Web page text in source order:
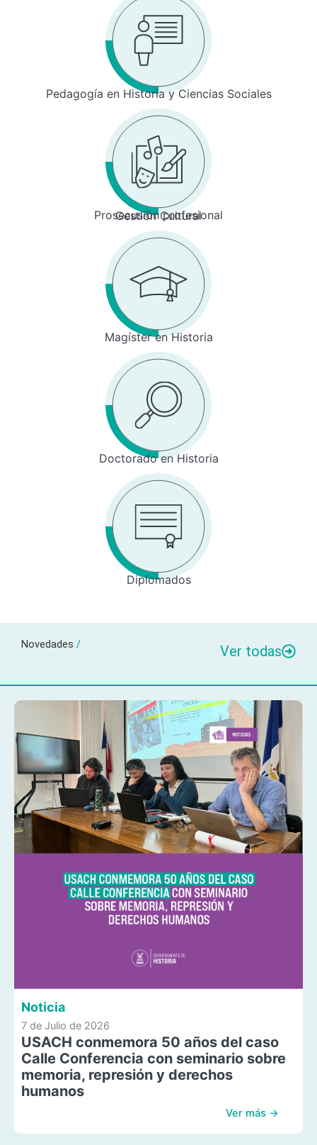
Pedagogía en Historia y Ciencias Sociales
Prosecusión profesional
Gestión Cultural
Magíster en Historia
Doctorado en Historia
Diplomados
Novedades / Ver todas
Noticia
7 de Julio de 2026
USACH conmemora 50 años del caso
Calle Conferencia con seminario sobre
memoria, represión y derechos
humanos
Ver más →